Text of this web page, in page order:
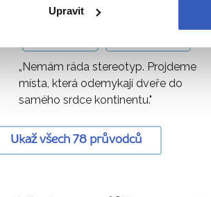
Upravit
„Nemám ráda stereotyp. Projdeme
místa, která odemykají dveře do
samého srdce kontinentu."
Ukaž všech 78 průvodců